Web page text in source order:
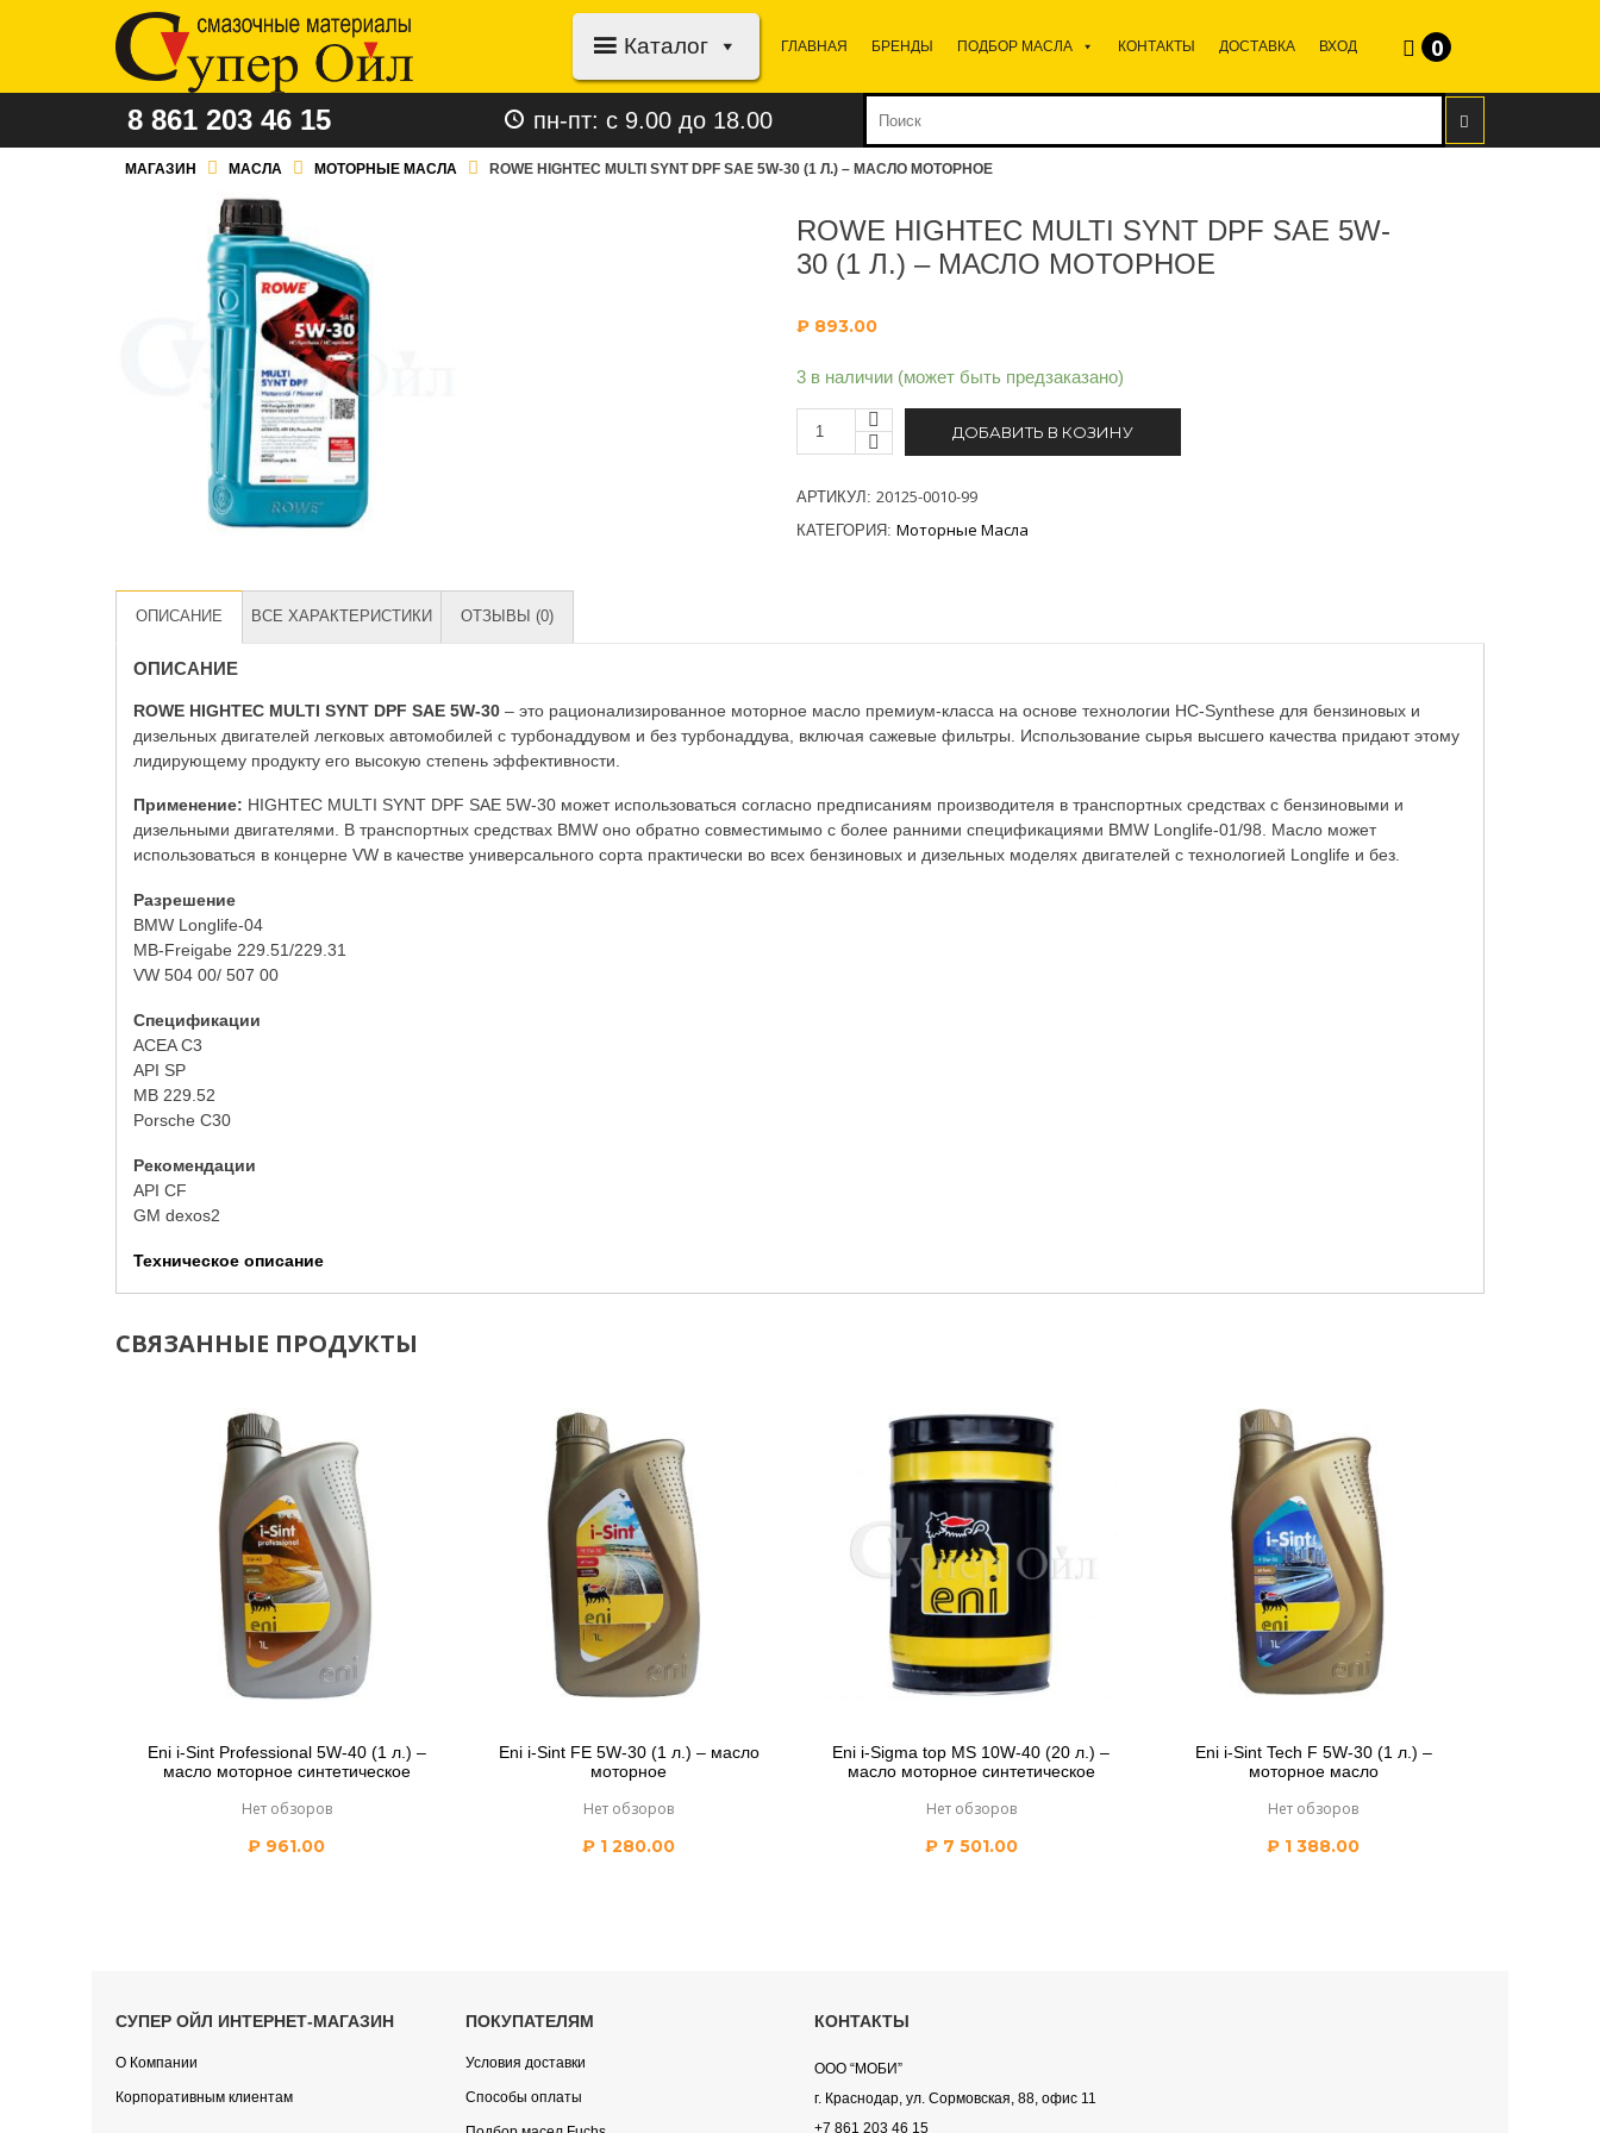
Каталог ГЛАВНАЯ БРЕНДЫ ПОДБОР МАСЛА КОНТАКТЫ ДОСТАВКА ВХОД 0
8 861 203 46 15 пн-пт: с 9.00 до 18.00
МАГАЗИН МАСЛА МОТОРНЫЕ МАСЛА ROWE HIGHTEC MULTI SYNT DPF SAE 5W-30 (1 Л.) – МАСЛО МОТОРНОЕ
ROWE HIGHTEC MULTI SYNT DPF SAE 5W-
30 (1 Л.) – МАСЛО МОТОРНОЕ
₽ 893.00
3 в наличии (может быть предзаказано)
ДОБАВИТЬ В КОЗИНУ
АРТИКУЛ: 20125-0010-99
КАТЕГОРИЯ: Моторные Масла
ОПИСАНИЕ ВСЕ ХАРАКТЕРИСТИКИ ОТЗЫВЫ (0)
ОПИСАНИЕ
ROWE HIGHTEC MULTI SYNT DPF SAE 5W-30 – это рационализированное моторное масло премиум-класса на основе технологии HC-Synthese для бензиновых и
дизельных двигателей легковых автомобилей с турбонаддувом и без турбонаддува, включая сажевые фильтры. Использование сырья высшего качества придают этому
лидирующему продукту его высокую степень эффективности.
Применение: HIGHTEC MULTI SYNT DPF SAE 5W-30 может использоваться согласно предписаниям производителя в транспортных средствах с бензиновыми и
дизельными двигателями. В транспортных средствах BMW оно обратно совместимымо с более ранними спецификациями BMW Longlife-01/98. Масло может
использоваться в концерне VW в качестве универсального сорта практически во всех бензиновых и дизельных моделях двигателей с технологией Longlife и без.
Разрешение
BMW Longlife-04
MB-Freigabe 229.51/229.31
VW 504 00/ 507 00
Спецификации
ACEA C3
API SP
MB 229.52
Porsche C30
Рекомендации
API CF
GM dexos2
Техническое описание
СВЯЗАННЫЕ ПРОДУКТЫ
Eni i-Sint Professional 5W-40 (1 л.) –
масло моторное синтетическое
Нет обзоров
₽ 961.00
Eni i-Sint FE 5W-30 (1 л.) – масло
моторное
Нет обзоров
₽ 1 280.00
Eni i-Sigma top MS 10W-40 (20 л.) –
масло моторное синтетическое
Нет обзоров
₽7 501.00
Eni i-Sint Tech F 5W-30 (1 л.) –
моторное масло
Нет обзоров
₽ 1 388.00
СУПЕР ОЙЛ ИНТЕРНЕТ-МАГАЗИН
О Компании
Корпоративным клиентам
ПОКУПАТЕЛЯМ
Условия доставки
Способы оплаты
КОНТАКТЫ
ООО “МОБИ”
г. Краснодар, ул. Сормовская, 88, офис 11
+7 861 203 46 15